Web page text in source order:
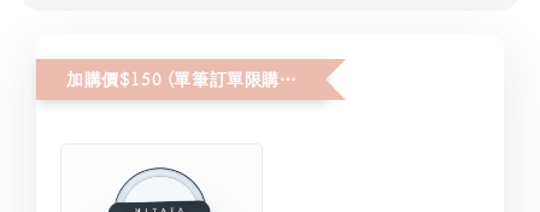
加購價$150 (單筆訂單限購２件)